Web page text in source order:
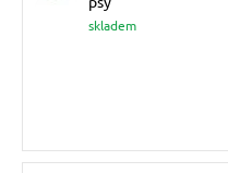
podložky
skladem